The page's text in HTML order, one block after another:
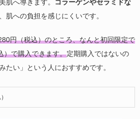
肌へ導きます。
コラーゲンやセラミドな
肌への負担を感じにくいです。
円（税込）のところ、なんと初回限定で
）で購入できます。定期購入ではないの
たい」という人におすすめです。